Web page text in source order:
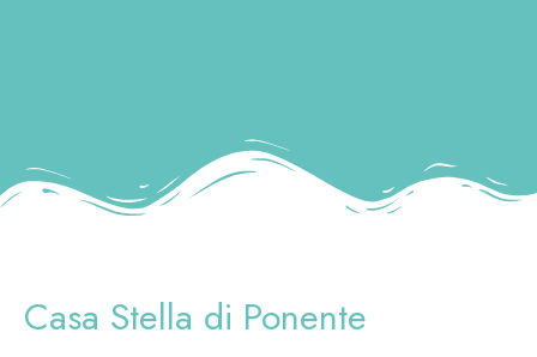
Casa Stella di Ponente